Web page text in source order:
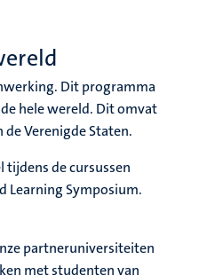
Dit programma
hele wereld. Dit omvat
de Verenigde Staten.
de cursussen
Learning Symposium.
partneruniversiteiten
met studenten van